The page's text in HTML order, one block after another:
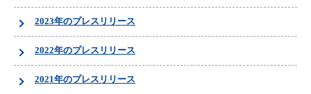
2023年のプレスリリース
2022年のプレスリリース
2021年のプレスリリース